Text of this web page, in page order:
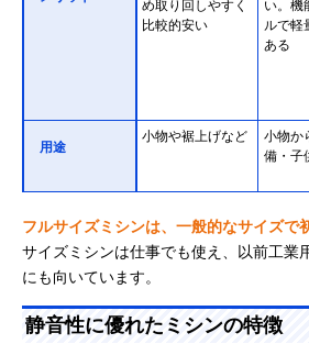
め取り回しやすく
比較的安い
い。機
ルで軽
ある
用途
小物や裾上げなど
小物か
備・子
フルサイズミシンは、一般的なサイズで
サイズミシンは仕事でも使え、以前工業
にも向いています。
静音性に優れたミシンの特徴